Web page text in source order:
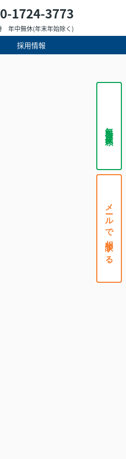
1724-3773
年中無休(年末年始除く)
採用情報
無料査定依頼
メールで相談する